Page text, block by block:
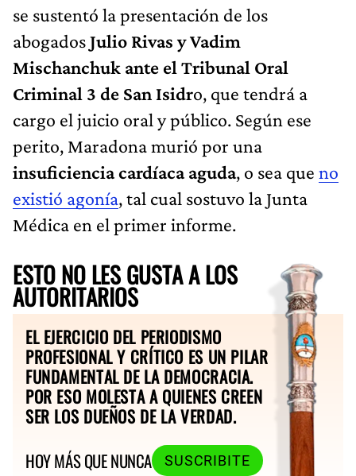
se sustentó la presentación de los
abogadosJulio Rivas y Vadim
Mischanchuk ante el Tribunal Oral
Criminal 3 de San Isidro, que tendrá a
cargo el juicio oral y público. Según ese
perito, Maradona murió por una
insuficiencia cardíaca aguda, o sea que no
existió agonía, tal cual sostuvo la Junta
Médica en el primer informe.
ESTO NO LES GUSTA A LOS
AUTORITARIOS
EL EJERCICIO DEL PERIODISMO
PROFESIONAL Y CRÍTICO ES UN PILAR
FUNDAMENTAL DE LA DEMOCRACIA.
POR ESO MOLESTA A QUIENES CREEN
SER LOS DUEÑOS DE LA VERDAD.
HOY MÁS QUE NUNCA
SUSCRIBITE